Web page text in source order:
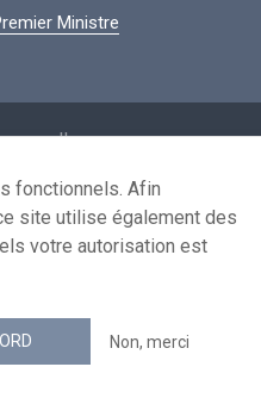
Ministre
réutilisation
nous
flux RSS
fonctionnels. Afin
site utilise également des
votre autorisation est
Non, merci